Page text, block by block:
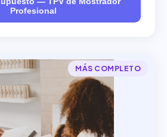
Profesional
MÁS COMPLETO